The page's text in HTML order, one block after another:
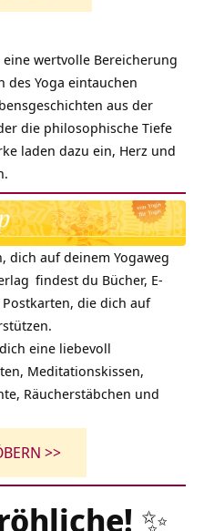
wertvolle Bereicherung
Yoga eintauchen
aus der
die philosophische Tiefe
laden dazu ein, Herz und
dich auf deinem Yogaweg
findest du Bücher, E-
Postkarten, die dich auf
eine liebevoll
Meditationskissen,
Räucherstäbchen und
>>
✨